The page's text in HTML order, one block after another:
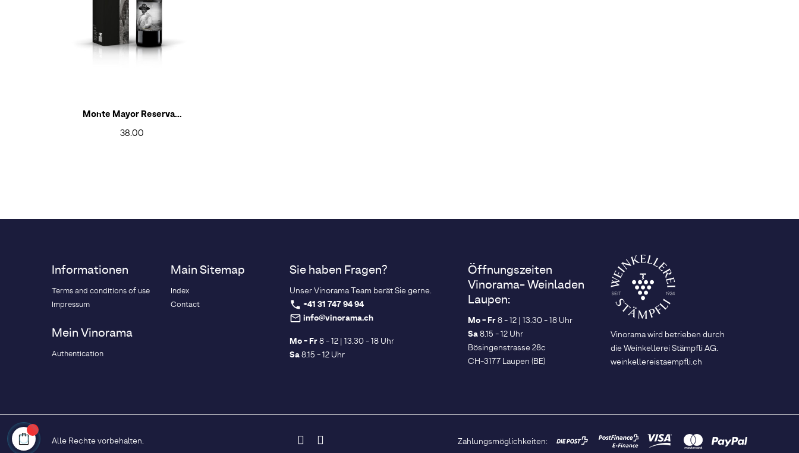
Monte Mayor Reserva...
38.00
Informationen
Terms and conditions of use
Impressum
Mein Vinorama
Authentication
Main Sitemap
Index
Contact
Sie haben Fragen?
Unser Vinorama Team berät Sie gerne.
phone +41 31 747 94 94
mail_outline info@vinorama.ch
Mo - Fr8 - 12 | 13.30 - 18 Uhr
Sa8.15 - 12 Uhr
Öffnungszeiten
Vinorama- Weinladen
Laupen:
Mo - Fr8 - 12 | 13.30 - 18 Uhr
Sa8.15 - 12 Uhr
Bösingenstrasse 28c
CH-3177 Laupen (BE)
Vinorama wird betrieben durch
die Weinkellerei Stämpfli AG.
weinkellereistaempfli.ch
Alle Rechte vorbehalten. Zahlungsmöglichkeiten: